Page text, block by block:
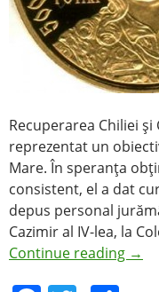
Recuperarea Chiliei
reprezentat un
Mare. În speranţa
consistent, el a dat
depus personal
Cazimir al IV-lea, la
Continue reading →